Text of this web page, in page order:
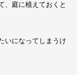
、庭に植えておくと
いになってしまうけ